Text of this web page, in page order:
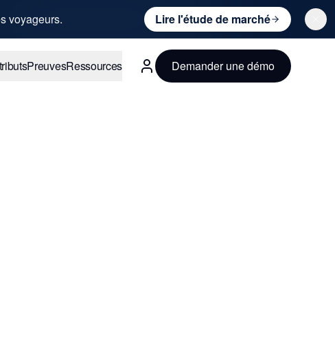
voyageurs. Lire l'étude de marché
PreuvesRessourcesFrançais Demander une démo